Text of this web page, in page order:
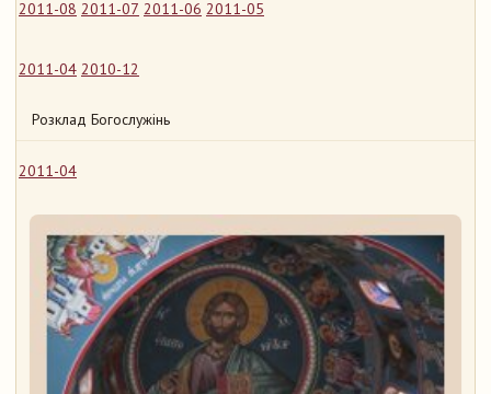
2011-08 2011-07 2011-06 2011-05
2011-04 2010-12
Розклад Богослужінь
2011-04